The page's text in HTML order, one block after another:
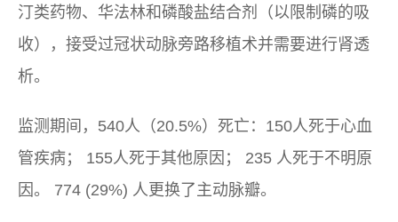
汀类药物、华法林和磷酸盐结合剂（以限制磷的吸
收），接受过冠状动脉旁路移植术并需要进行肾透
析。
监测期间，540人（20.5%）死亡：150人死于心血
管疾病； 155人死于其他原因； 235 人死于不明原
因。 774 (29%) 人更换了主动脉瓣。